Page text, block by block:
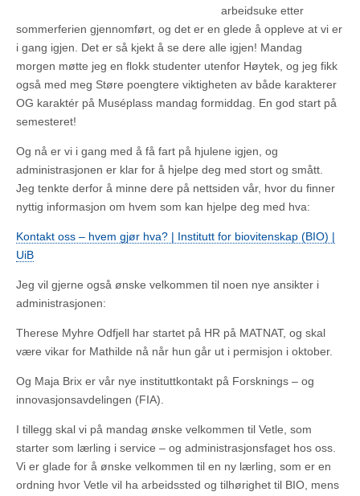
arbeidsuke etter
sommerferien gjennomført, og det er en glede å oppleve at vi er
i gang igjen. Det er så kjekt å se dere alle igjen! Mandag
morgen møtte jeg en flokk studenter utenfor Høytek, og jeg fikk
også med meg Støre poengtere viktigheten av både karakterer
OG karaktér på Muséplass mandag formiddag. En god start på
semesteret!
Og nå er vi i gang med å få fart på hjulene igjen, og
administrasjonen er klar for å hjelpe deg med stort og smått.
Jeg tenkte derfor å minne dere på nettsiden vår, hvor du finner
nyttig informasjon om hvem som kan hjelpe deg med hva:
Kontakt oss – hvem gjør hva? | Institutt for biovitenskap (BIO) |
UiB
Jeg vil gjerne også ønske velkommen til noen nye ansikter i
administrasjonen:
Therese Myhre Odfjell har startet på HR på MATNAT, og skal
være vikar for Mathilde nå når hun går ut i permisjon i oktober.
Og Maja Brix er vår nye instituttkontakt på Forsknings – og
innovasjonsavdelingen (FIA).
I tillegg skal vi på mandag ønske velkommen til Vetle, som
starter som lærling i service – og administrasjonsfaget hos oss.
Vi er glade for å ønske velkommen til en ny lærling, som er en
ordning hvor Vetle vil ha arbeidssted og tilhørighet til BIO, mens